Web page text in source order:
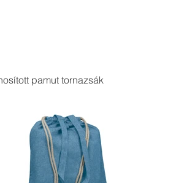
pamut tornazsák